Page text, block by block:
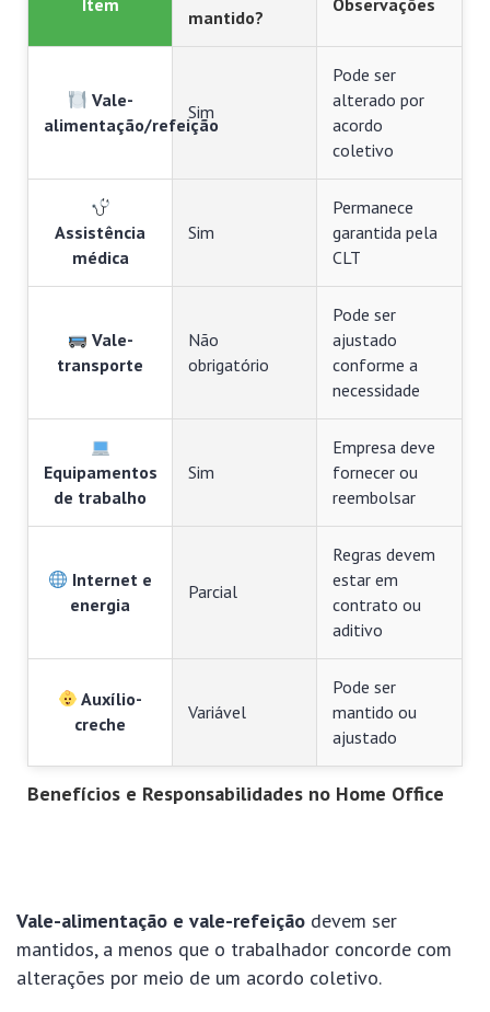
Benefícios e Responsabilidades no Home Office
Item
mantido?
Observações
Vale-
alimentação/refeição
Sim
Pode ser
alterado por
acordo
coletivo
Assistência
médica
Sim
Permanece
garantida pela
CLT
Vale-
transporte
Não
obrigatório
Pode ser
ajustado
conforme a
necessidade
Equipamentos
de trabalho
Sim
Empresa deve
fornecer ou
reembolsar
Internet e
energia
Parcial
Regras devem
estar em
contrato ou
aditivo
Auxílio-
creche
Variável
Pode ser
mantido ou
ajustado
Vale-alimentação e vale-refeição devem ser
mantidos, a menos que o trabalhador concorde com
alterações por meio de um acordo coletivo.